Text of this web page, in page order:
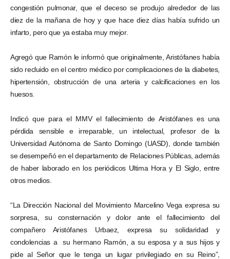
congestión pulmonar, que el deceso se produjo alrededor de las
diez de la mañana de hoy y que hace diez días había sufrido un
infarto, pero que ya estaba muy mejor.
Agregó que Ramón le informó que originalmente, Aristófanes había
sido recluido en el centro médico por complicaciones de la diabetes,
hipertensión, obstrucción de una arteria y calcificaciones en los
huesos.
Indicó que para el MMV el fallecimiento de Aristófanes es una
pérdida sensible e irreparable, un intelectual, profesor de la
Universidad Autónoma de Santo Domingo (UASD), donde también
se desempeñó en el departamento de Relaciones Públicas, además
de haber laborado en los periódicos Ultima Hora y El Siglo, entre
otros medios.
“La Dirección Nacional del Movimiento Marcelino Vega expresa su
sorpresa, su consternación y dolor ante el fallecimiento del
compañero Aristófanes Urbaez, expresa su solidaridad y
condolencias a su hermano Ramón, a su esposa y a sus hijos y
pide al Señor que le tenga un lugar privilegiado en su Reino”,